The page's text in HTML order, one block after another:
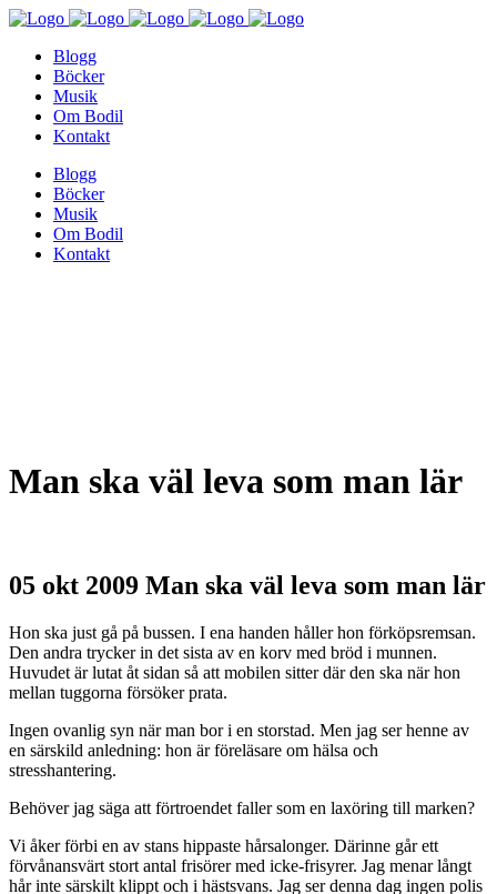
Blogg
Böcker
Musik
Om Bodil
Kontakt
Blogg
Böcker
Musik
Om Bodil
Kontakt
Man ska väl leva som man lär
05 okt 2009 Man ska väl leva som man lär
Hon ska just gå på bussen. I ena handen håller hon förköpsremsan.
Den andra trycker in det sista av en korv med bröd i munnen.
Huvudet är lutat åt sidan så att mobilen sitter där den ska när hon
mellan tuggorna försöker prata.
Ingen ovanlig syn när man bor i en storstad. Men jag ser henne av
en särskild anledning: hon är föreläsare om hälsa och
stresshantering.
Behöver jag säga att förtroendet faller som en laxöring till marken?
Vi åker förbi en av stans hippaste hårsalonger. Därinne går ett
förvånansvärt stort antal frisörer med icke-frisyrer. Jag menar långt
hår inte särskilt klippt och i hästsvans. Jag ser denna dag ingen polis